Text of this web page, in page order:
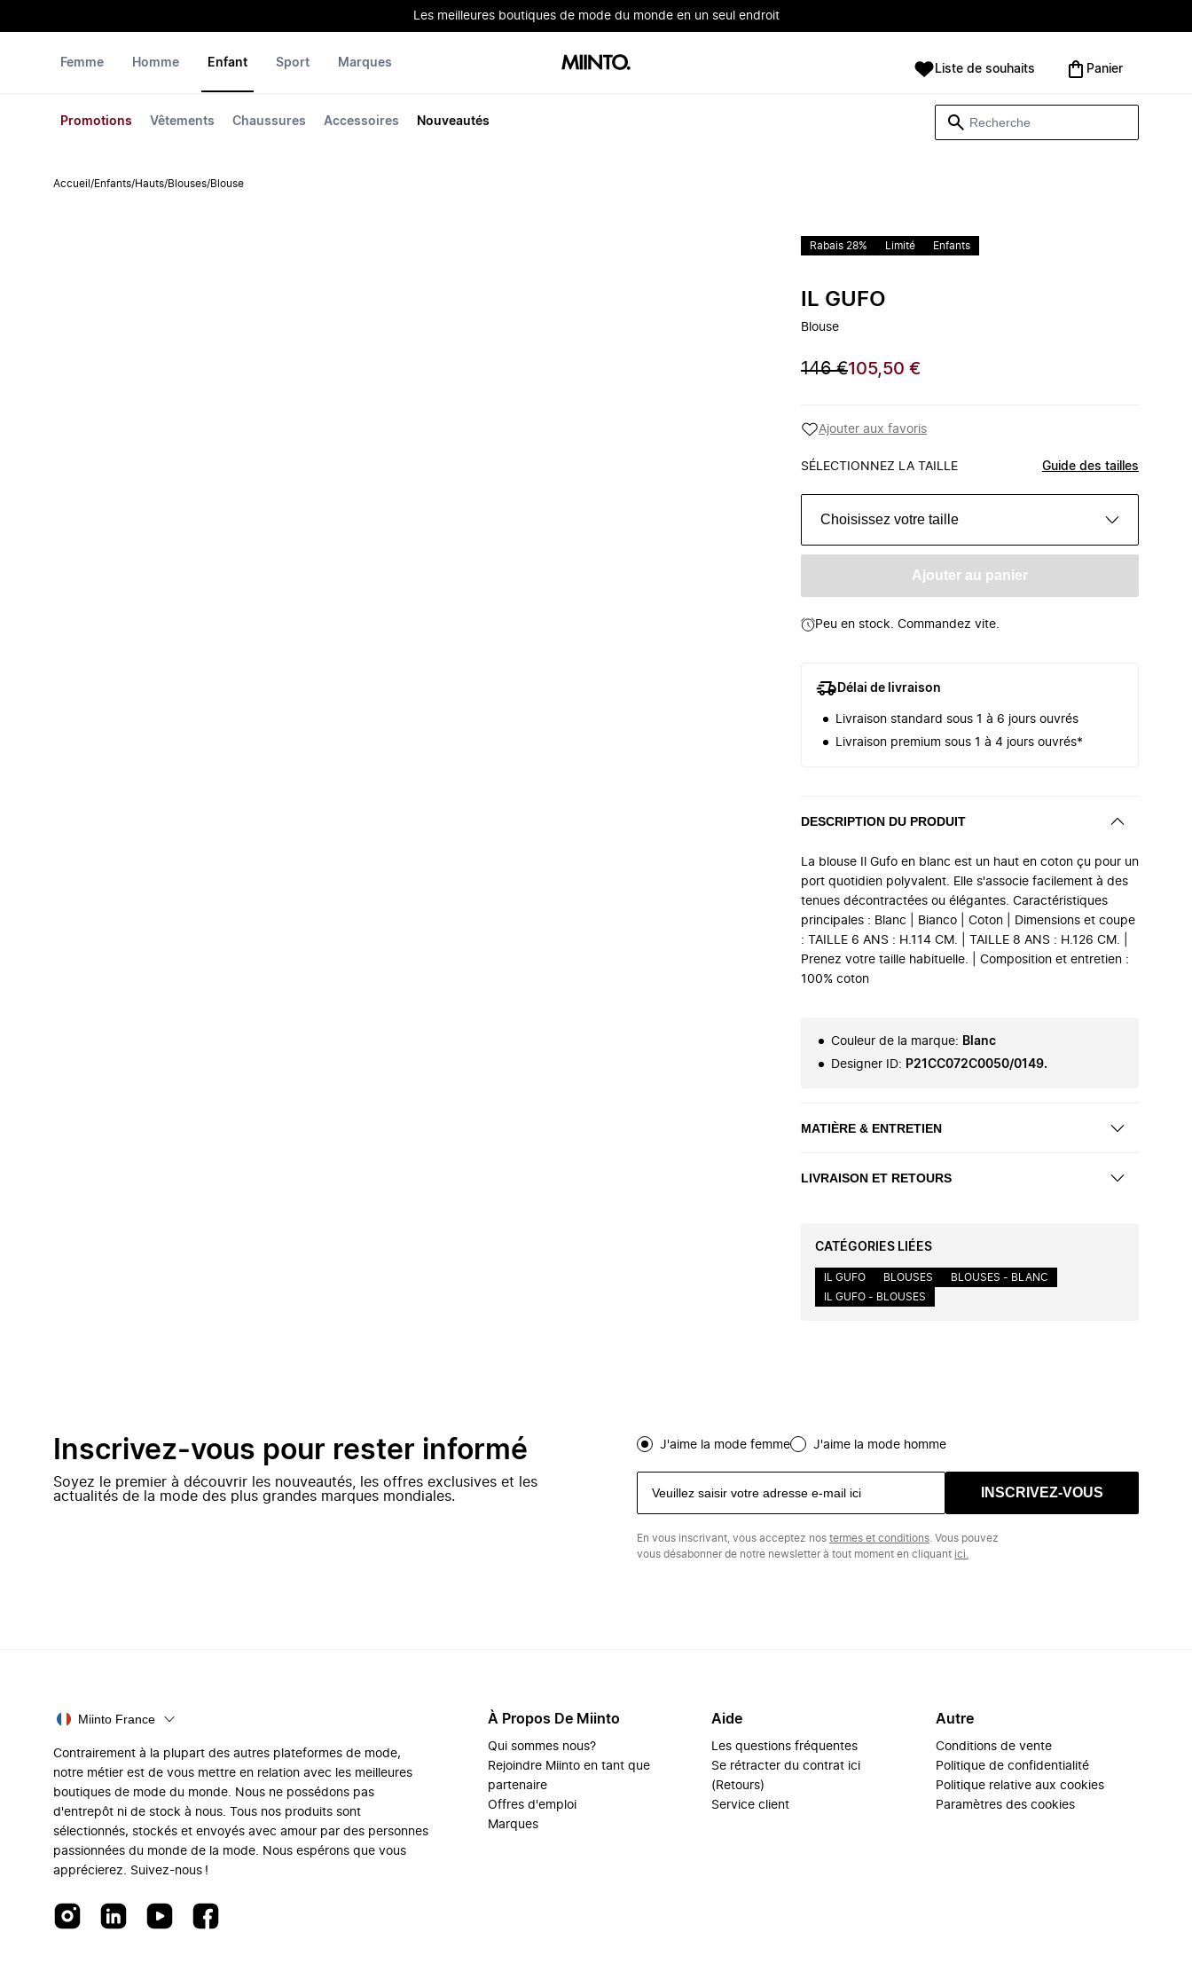
Les meilleures boutiques de mode du monde en un seul endroit
Femme Homme Enfant
Promotions Vêtements Chaussures Accessoires Nouveautés
Sport Marques Liste de souhaits Panier
Accueil /Enfants/Hauts/Blouses/Blouse
Rabais 28% Limité Enfants
IL GUFO
Blouse
146 €105,50 €
Ajouter aux favoris
SÉLECTIONNEZ LA TAILLE Guide des tailles
Choisissez votre taille
Ajouter au panier
Peu en stock. Commandez vite.
Délai de livraison
Livraison standard sous 1 à 6 jours ouvrés
Livraison premium sous 1 à 4 jours ouvrés*
DESCRIPTION DU PRODUIT
La blouse Il Gufo en blanc est un haut en coton çu pour un
port quotidien polyvalent. Elle s'associe facilement à des
tenues décontractées ou élégantes. Caractéristiques
principales : Blanc | Bianco | Coton | Dimensions et coupe
: TAILLE 6 ANS : H.114 CM. | TAILLE 8 ANS : H.126 CM. |
Prenez votre taille habituelle. | Composition et entretien :
100% coton
Couleur de la marque: Blanc
Designer ID: P21CC072C0050/0149.
MATIÈRE & ENTRETIEN
LIVRAISON ET RETOURS
CATÉGORIES LIÉES
IL GUFO BLOUSES
BLOUSES - BLANC
IL GUFO - BLOUSES
Inscrivez-vous pour rester informé
Soyez le premier à découvrir les nouveautés, les offres exclusives et les
actualités de la mode des plus grandes marques mondiales.
J'aime la mode femme J'aime la mode homme
INSCRIVEZ-VOUS
En vous inscrivant, vous acceptez nos termes et conditions . Vous pouvez
vous désabonner de notre newsletter à tout moment en cliquant ici.
Miinto France
Contrairement à la plupart des autres plateformes de mode,
notre métier est de vous mettre en relation avec les meilleures
boutiques de mode du monde. Nous ne possédons pas
d'entrepôt ni de stock à nous. Tous nos produits sont
sélectionnés, stockés et envoyés avec amour par des personnes
passionnées du monde de la mode. Nous espérons que vous
apprécierez. Suivez-nous !
À Propos De Miinto
Qui sommes nous?
Rejoindre Miinto en tant que
partenaire
Offres d'emploi
Marques
Aide
Les questions fréquentes
Se rétracter du contrat ici
(Retours)
Service client
Autre
Conditions de vente
Politique de confidentialité
Politique relative aux cookies
Paramètres des cookies